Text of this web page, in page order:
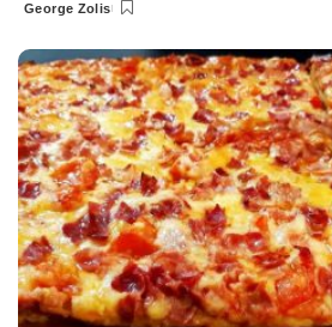
Posted
George Zolis